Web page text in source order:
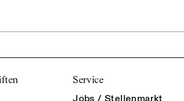
Service
Jobs / Stellenmarkt